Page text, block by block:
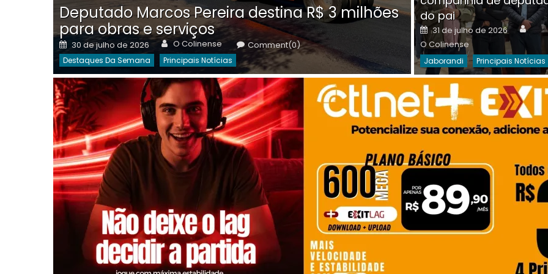
Deputado Marcos Pereira destina R$ 3 milhões
para obras e serviços
Posted
on
30 de julho de 2026 Author
O Colinense Comment(0)
Destaques Da Semana Principais Notícias
on
30 de julho de 2026 O
Destaques Da Semana
do pai
Posted
on
31 de julho de 2026
O Colinense
Jaborandi Principais Notícias